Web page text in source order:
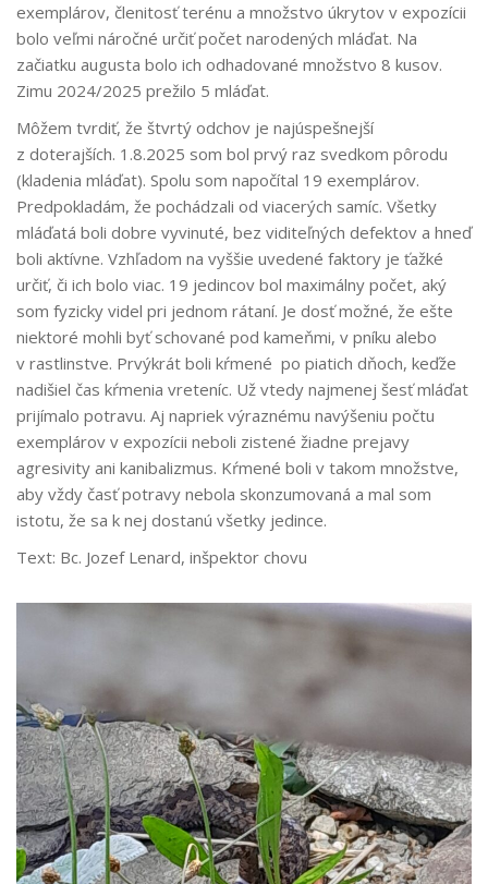
exemplárov, členitosť terénu a množstvo úkrytov v expozícii
bolo veľmi náročné určiť počet narodených mláďat. Na
začiatku augusta bolo ich odhadované množstvo 8 kusov.
Zimu 2024/2025 prežilo 5 mláďat.
Môžem tvrdiť, že štvrtý odchov je najúspešnejší
z doterajších. 1.8.2025 som bol prvý raz svedkom pôrodu
(kladenia mláďat). Spolu som napočítal 19 exemplárov.
Predpokladám, že pochádzali od viacerých samíc. Všetky
mláďatá boli dobre vyvinuté, bez viditeľných defektov a hneď
boli aktívne. Vzhľadom na vyššie uvedené faktory je ťažké
určiť, či ich bolo viac. 19 jedincov bol maximálny počet, aký
som fyzicky videl pri jednom rátaní. Je dosť možné, že ešte
niektoré mohli byť schované pod kameňmi, v pníku alebo
v rastlinstve. Prvýkrát boli kŕmené po piatich dňoch, keďže
nadišiel čas kŕmenia vreteníc. Už vtedy najmenej šesť mláďat
prijímalo potravu. Aj napriek výraznému navýšeniu počtu
exemplárov v expozícii neboli zistené žiadne prejavy
agresivity ani kanibalizmus. Kŕmené boli v takom množstve,
aby vždy časť potravy nebola skonzumovaná a mal som
istotu, že sa k nej dostanú všetky jedince.
Text: Bc. Jozef Lenard, inšpektor chovu